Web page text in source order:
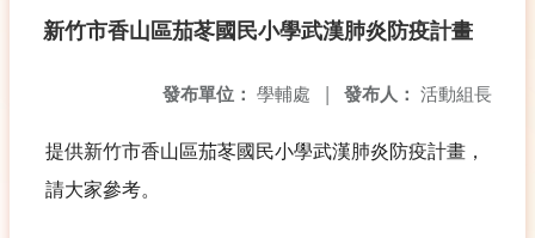
新竹市香山區茄苳國民小學武漢肺炎防疫計畫
發布人： 活動組長
發布單位： 學輔處 |
提供新竹市香山區茄苳國民小學武漢肺炎防疫計畫，
請大家參考。